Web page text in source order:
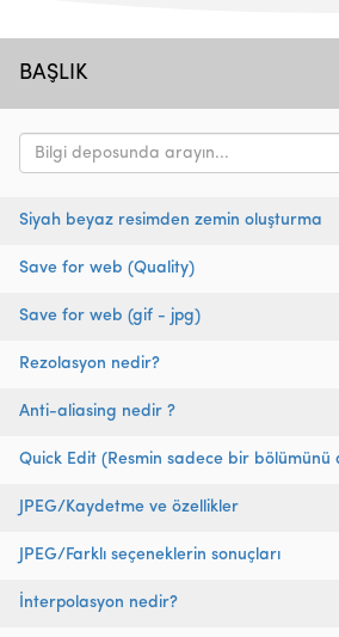
BAŞLIK
Siyah beyaz resimden zemin oluşturma
Save for web (Quality)
Save for web (gif - jpg)
Rezolasyon nedir?
Anti-aliasing nedir ?
Quick Edit (Resmin sadece bir bölümünü
JPEG/Kaydetme ve özellikler
JPEG/Farklı seçeneklerin sonuçları
İnterpolasyon nedir?